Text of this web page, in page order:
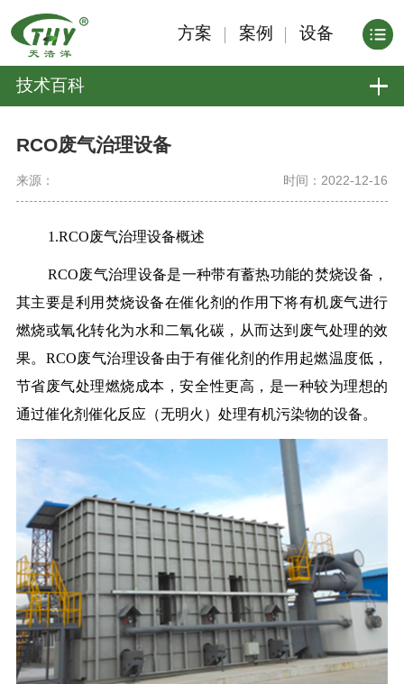
方案 案例 设备
技术百科
RCO废气治理设备
来源： 时间：2022-12-16
1.RCO废气治理设备概述
RCO废气治理设备是一种带有蓄热功能的焚烧设备，
其主要是利用焚烧设备在催化剂的作用下将有机废气进行
燃烧或氧化转化为水和二氧化碳，从而达到废气处理的效
果。RCO废气治理设备由于有催化剂的作用起燃温度低，
节省废气处理燃烧成本，安全性更高，是一种较为理想的
通过催化剂催化反应（无明火）处理有机污染物的设备。